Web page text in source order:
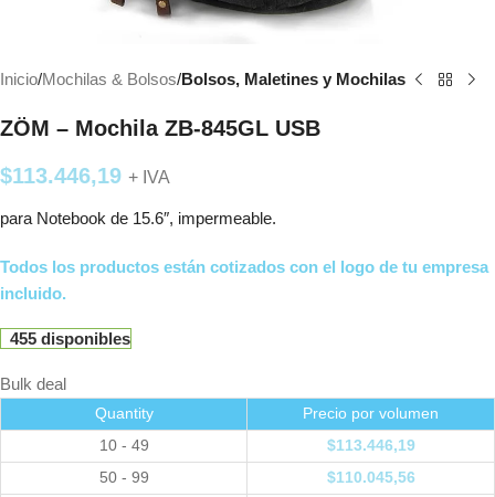
Inicio Mochilas & Bolsos Bolsos, Maletines y Mochilas
ZÖM – Mochila ZB-845GL USB
$113.446,19 + IVA
para Notebook de 15.6″, impermeable.
Todos los productos están cotizados con el logo de tu empresa
incluido.
455 disponibles
Bulk deal
Quantity
Precio por volumen
10 - 49
$113.446,19
50 - 99
$110.045,56